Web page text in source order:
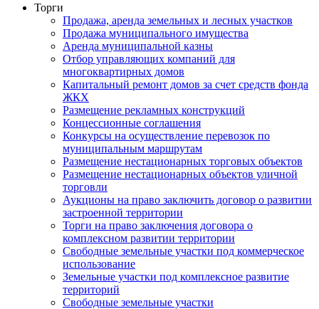
Торги
Продажа, аренда земельных и лесных участков
Продажа муниципального имущества
Аренда муниципальной казны
Отбор управляющих компаний для
многоквартирных домов
Капитальный ремонт домов за счет средств фонда
ЖКХ
Размещение рекламных конструкций
Концессионные соглашения
Конкурсы на осуществление перевозок по
муниципальным маршрутам
Размещение нестационарных торговых объектов
Размещение нестационарных объектов уличной
торговли
Аукционы на право заключить договор о развитии
застроенной территории
Торги на право заключения договора о
комплексном развитии территории
Свободные земельные участки под коммерческое
использование
Земельные участки под комплексное развитие
территорий
Свободные земельные участки